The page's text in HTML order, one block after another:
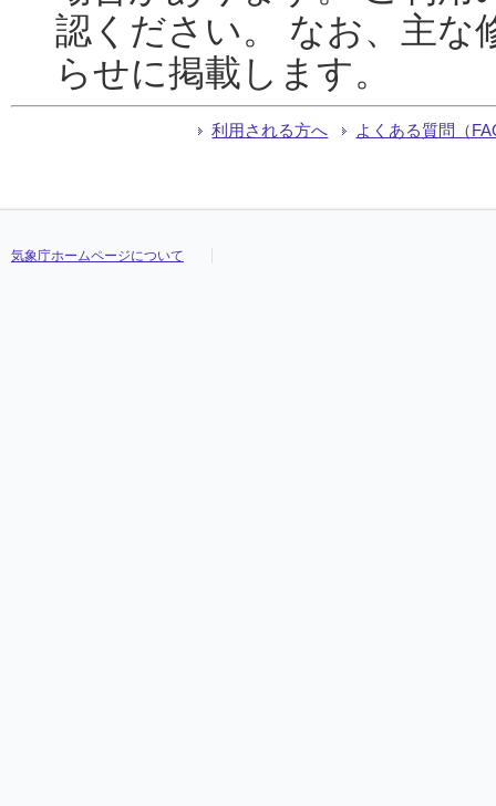
認ください。 なお、主な
らせに掲載します。
利用される方へ よくある質問（
気象庁ホームページについて